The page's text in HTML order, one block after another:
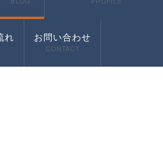
れ お問い合わせ
CONTACT